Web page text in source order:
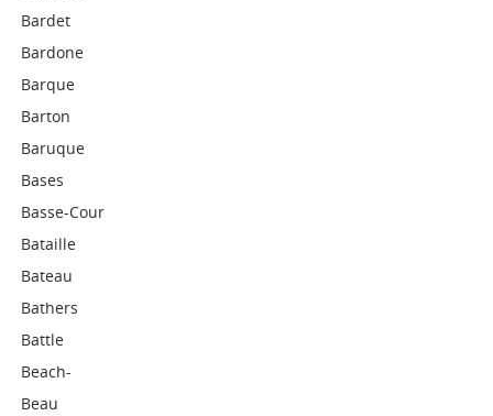
Bardet
Bardone
Barque
Barton
Baruque
Bases
Basse-Cour
Bataille
Bateau
Bathers
Battle
Beach-
Beau